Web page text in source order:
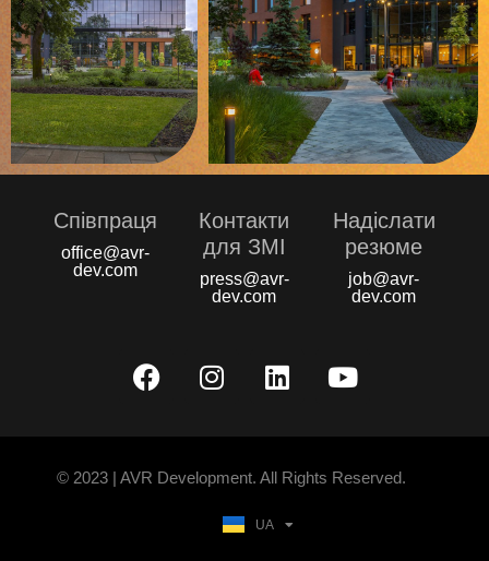
Співпраця
office@avr-
dev.com
Контакти
для ЗМІ
press@avr-
dev.com
Надіслати
резюме
job@avr-
dev.com
© 2023 | AVR Development. All Rights Reserved.
UA
EN